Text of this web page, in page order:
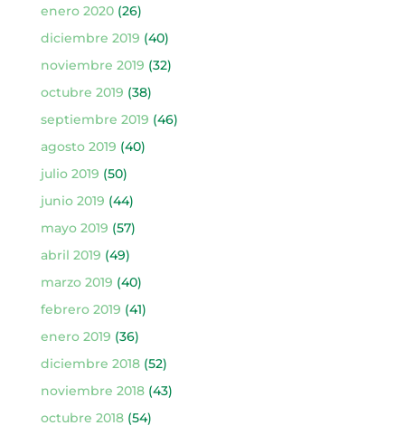
enero 2020(26)
diciembre 2019 (40)
noviembre 2019 (32)
octubre 2019 (38)
septiembre 2019 (46)
agosto 2019 (40)
julio 2019 (50)
junio 2019 (44)
mayo 2019 (57)
abril 2019 (49)
marzo 2019 (40)
febrero 2019 (41)
enero 2019 (36)
diciembre 2018(52)
noviembre 2018(43)
octubre 2018(54)